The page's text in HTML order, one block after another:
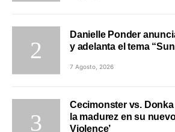
Danielle Ponder
y adelanta el tema
7 Agosto, 2026
Cecimonster vs.
la madurez en su
Violence’